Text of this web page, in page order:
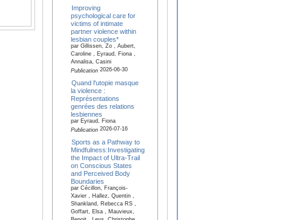
Improving
psychological care for
victims of intimate
partner violence within
lesbian couples*
par Gillissen, Zo , Aubert,
Caroline , Eyraud, Fiona ,
Annalisa, Casini
Publication2026-06-30
Quand l'utopie masque
la violence :
Représentations
genrées des relations
lesbiennes
par Eyraud, Fiona
Publication2026-07-16
Sports as a Pathway to
Mindfulness:Investigating
the Impact of Ultra-Trail
on Conscious States
and Perceived Body
Boundaries
par Cécillon, François-
Xavier , Hallez, Quentin ,
Shankland, Rebecca RS ,
Goffart, Elsa , Mauvieux,